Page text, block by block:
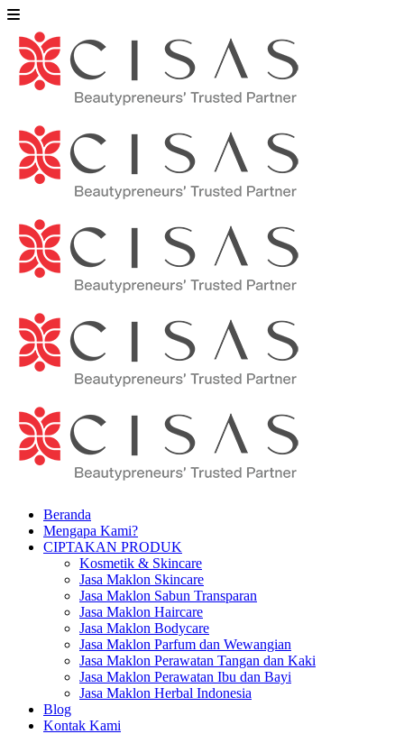
Beranda
Mengapa Kami?
CIPTAKAN PRODUK
Kosmetik & Skincare
Jasa Maklon Skincare
Jasa Maklon Sabun Transparan
Jasa Maklon Haircare
Jasa Maklon Bodycare
Jasa Maklon Parfum dan Wewangian
Jasa Maklon Perawatan Tangan dan Kaki
Jasa Maklon Perawatan Ibu dan Bayi
Jasa Maklon Herbal Indonesia
Blog
Kontak Kami